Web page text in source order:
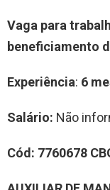
Vaga para
beneficiamento
Experiência: 6
Salário: Não
Cód: 7760678